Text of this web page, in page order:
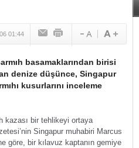
01:44
basamaklarından birisi
denize düşünce, Singapur
kusurlarını inceleme
kazası bir tehlikeyi ortaya
Singapur muhabiri Marcus
göre, bir kılavuz kaptanın gemiye